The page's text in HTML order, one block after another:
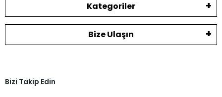
Kategoriler
Bize Ulaşın
Bizi Takip Edin